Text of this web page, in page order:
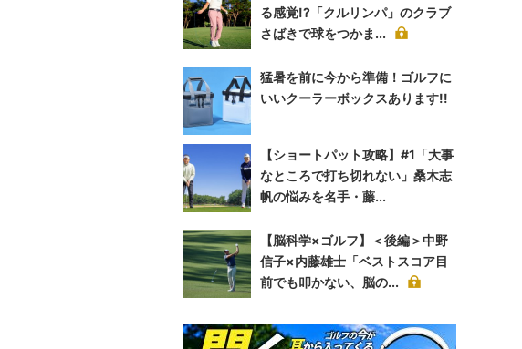
る感覚!?「クルリンパ」のクラブ
さばきで球をつかま...
猛暑を前に今から準備！ゴルフに
いいクーラーボックスあります!!
【ショートパット攻略】#1「大事
なところで打ち切れない」桑木志
帆の悩みを名手・藤...
【脳科学×ゴルフ】＜後編＞中野
信子×内藤雄士「ベストスコア目
前でも叩かない、脳の...